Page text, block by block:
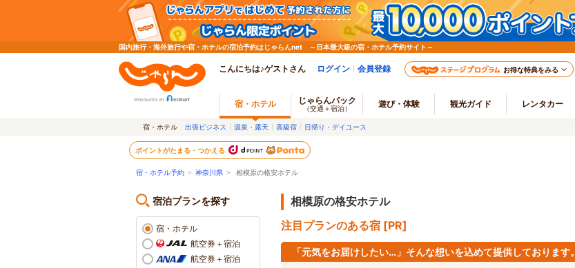
国内旅行・海外旅行や宿・ホテルの宿泊予約はじゃらんnet ～日本最大級の宿・ホテル予約サイト～
こんにちは♪ゲストさん ログイン 会員登録 お得な特典をみる
宿・ホテル じゃらんパック
（交通＋宿泊） 遊び・体験 観光ガイド レンタカー
宿・ホテル 出張ビジネス 温泉・露天 高級宿 日帰り・デイユース
ポイントがたまる・つかえる
宿・ホテル予約 > 神奈川県 > 相模原の格安ホテル
宿泊プランを探す
宿・ホテル
航空券＋宿泊
航空券＋宿泊
相模原の格安ホテル
注目プランのある宿 [PR]
「元気をお届けしたい…」そんな想いを込めて提供しております。